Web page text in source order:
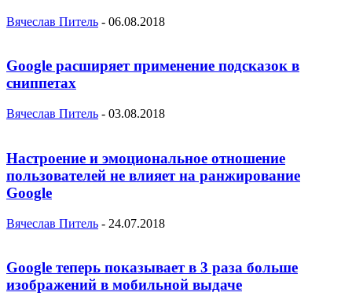
Вячеслав Питель - 06.08.2018
Google расширяет применение подсказок в
сниппетах
Вячеслав Питель - 03.08.2018
Настроение и эмоциональное отношение
пользователей не влияет на ранжирование
Google
Вячеслав Питель - 24.07.2018
Google теперь показывает в 3 раза больше
изображений в мобильной выдаче